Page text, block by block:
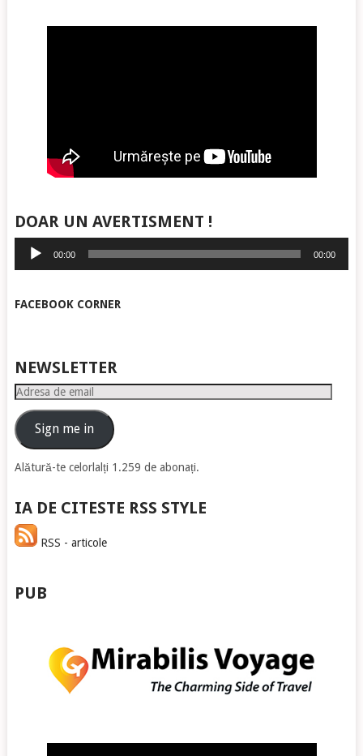
DOAR UN AVERTISMENT !
Player
audio
00:00 00:00
FACEBOOK CORNER
NEWSLETTER
Adresa
emailSign me in
Alătură-te celorlalți 1.259 de abonați.
IA DE CITESTE RSS STYLE
RSS - articole
PUB